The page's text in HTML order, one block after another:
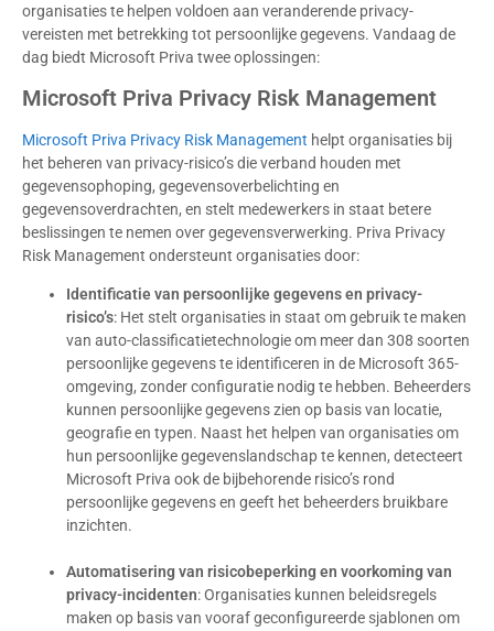
organisaties te helpen voldoen aan veranderende privacy-
vereisten met betrekking tot persoonlijke gegevens. Vandaag de
dag biedt Microsoft Priva twee oplossingen:
Microsoft Priva Privacy Risk Management
Microsoft Priva Privacy Risk Management helpt organisaties bij
het beheren van privacy-risico’s die verband houden met
gegevensophoping, gegevensoverbelichting en
gegevensoverdrachten, en stelt medewerkers in staat betere
beslissingen te nemen over gegevensverwerking. Priva Privacy
Risk Management ondersteunt organisaties door:
Identificatie van persoonlijke gegevens en privacy-
risico’s: Het stelt organisaties in staat om gebruik te maken
van auto-classificatietechnologie om meer dan 308 soorten
persoonlijke gegevens te identificeren in de Microsoft 365-
omgeving, zonder configuratie nodig te hebben. Beheerders
kunnen persoonlijke gegevens zien op basis van locatie,
geografie en typen. Naast het helpen van organisaties om
hun persoonlijke gegevenslandschap te kennen, detecteert
Microsoft Priva ook de bijbehorende risico’s rond
persoonlijke gegevens en geeft het beheerders bruikbare
inzichten.
Automatisering van risicobeperking en voorkoming van
privacy-incidenten: Organisaties kunnen beleidsregels
maken op basis van vooraf geconfigureerde sjablonen om